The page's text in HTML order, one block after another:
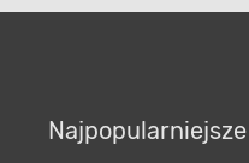
Najpopularniejsze